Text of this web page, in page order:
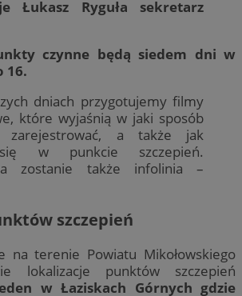
Łukasz Ryguła sekretarz
czynne będą siedem dni w
16.
dniach przygotujemy filmy
które wyjaśnią w jaki sposób
zarejestrować, a także jak
w punkcie szczepień.
zostanie także infolinia –
szczepień
na terenie Powiatu Mikołowskiego
lokalizacje punktów szczepień
w Łaziskach Górnych gdzie